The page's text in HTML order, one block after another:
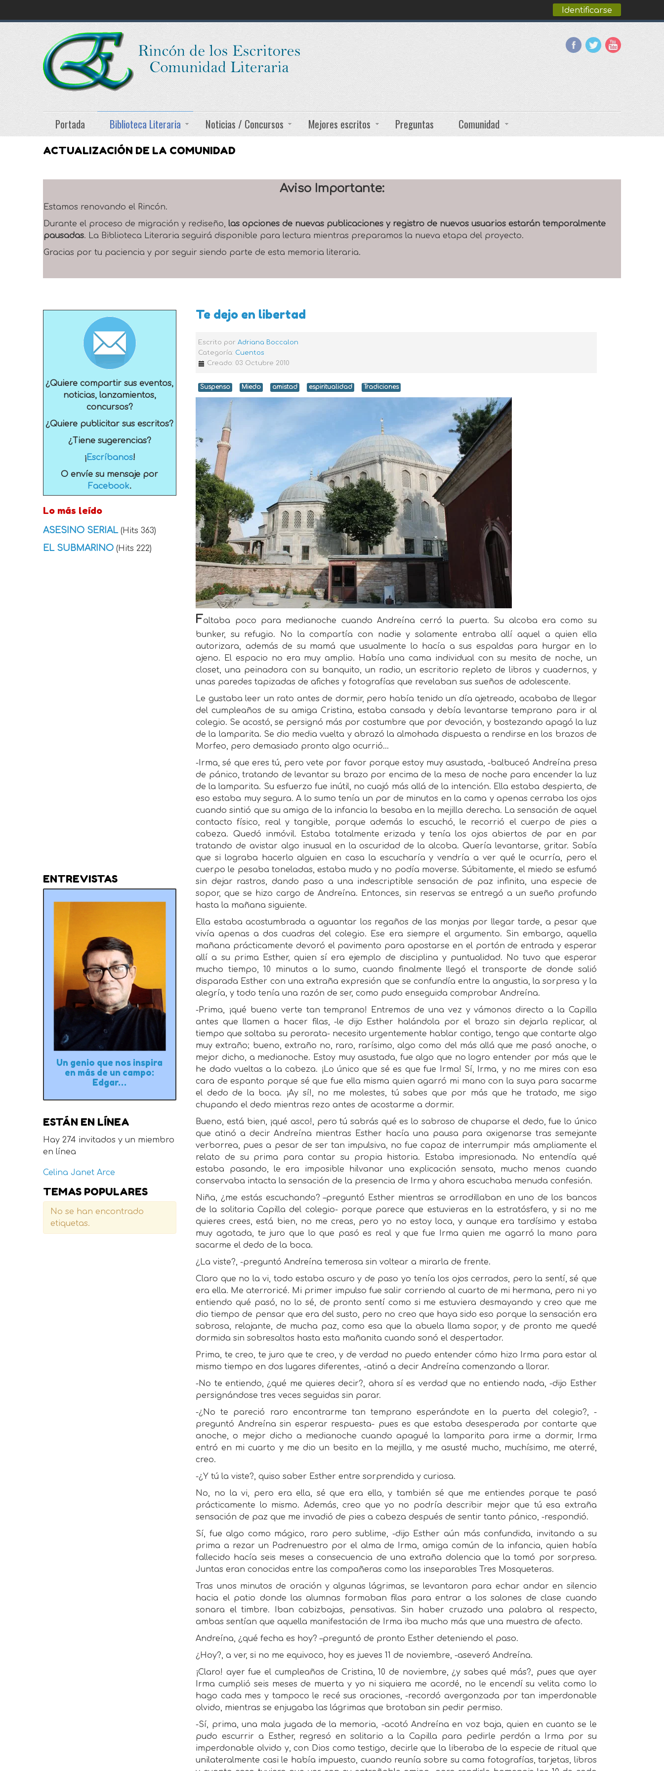
Identificarse
Portada Biblioteca Literaria Noticias / Concursos Mejores escritos Preguntas Comunidad
ACTUALIZACIÓN DE LA COMUNIDAD
Aviso Importante:
Estamos renovando el Rincón.
Durante el proceso de migración y rediseño, las opciones de nuevas publicaciones y registro de nuevos usuarios estarán temporalmente
pausadas. La Biblioteca Literaria seguirá disponible para lectura mientras preparamos la nueva etapa del proyecto.
Gracias por tu paciencia y por seguir siendo parte de esta memoria literaria.
Te dejo en libertad
Escrito porAdriana Boccalon
Categoría: Cuentos
Creado: 03 Octubre 2010
Suspenso Miedo amistad espiritualidad Tradiciones
Faltaba poco para medianoche cuando Andreína cerró la puerta. Su alcoba era como su
bunker, su refugio. No la compartía con nadie y solamente entraba allí aquel a quien ella
autorizara, además de su mamá que usualmente lo hacía a sus espaldas para hurgar en lo
ajeno. El espacio no era muy amplio. Había una cama individual con su mesita de noche, un
closet, una peinadora con su banquito, un radio, un escritorio repleto de libros y cuadernos, y
unas paredes tapizadas de afiches y fotografías que revelaban sus sueños de adolescente.
Le gustaba leer un rato antes de dormir, pero había tenido un día ajetreado, acababa de llegar
del cumpleaños de su amiga Cristina, estaba cansada y debía levantarse temprano para ir al
colegio. Se acostó, se persignó más por costumbre que por devoción, y bostezando apagó la luz
de la lamparita. Se dio media vuelta y abrazó la almohada dispuesta a rendirse en los brazos de
Morfeo, pero demasiado pronto algo ocurrió…
-Irma, sé que eres tú, pero vete por favor porque estoy muy asustada, -balbuceó Andreína presa
de pánico, tratando de levantar su brazo por encima de la mesa de noche para encender la luz
de la lamparita. Su esfuerzo fue inútil, no cuajó más allá de la intención. Ella estaba despierta, de
eso estaba muy segura. A lo sumo tenía un par de minutos en la cama y apenas cerraba los ojos
cuando sintió que su amiga de la infancia la besaba en la mejilla derecha. La sensación de aquel
contacto físico, real y tangible, porque además lo escuchó, le recorrió el cuerpo de pies a
cabeza. Quedó inmóvil. Estaba totalmente erizada y tenía los ojos abiertos de par en par
tratando de avistar algo inusual en la oscuridad de la alcoba. Quería levantarse, gritar. Sabía
que si lograba hacerlo alguien en casa la escucharía y vendría a ver qué le ocurría, pero el
cuerpo le pesaba toneladas, estaba muda y no podía moverse. Súbitamente, el miedo se esfumó
sin dejar rastros, dando paso a una indescriptible sensación de paz infinita, una especie de
sopor, que se hizo cargo de Andreína. Entonces, sin reservas se entregó a un sueño profundo
hasta la mañana siguiente.
Ella estaba acostumbrada a aguantar los regaños de las monjas por llegar tarde, a pesar que
vivía apenas a dos cuadras del colegio. Ese era siempre el argumento. Sin embargo, aquella
mañana prácticamente devoró el pavimento para apostarse en el portón de entrada y esperar
allí a su prima Esther, quien sí era ejemplo de disciplina y puntualidad. No tuvo que esperar
mucho tiempo, 10 minutos a lo sumo, cuando finalmente llegó el transporte de donde salió
disparada Esther con una extraña expresión que se confundía entre la angustia, la sorpresa y la
alegría, y todo tenía una razón de ser, como pudo enseguida comprobar Andreína.
-Prima, ¡qué bueno verte tan temprano! Entremos de una vez y vámonos directo a la Capilla
antes que llamen a hacer filas, -le dijo Esther halándola por el brazo sin dejarla replicar, al
tiempo que soltaba su perorata- necesito urgentemente hablar contigo, tengo que contarte algo
muy extraño; bueno, extraño no, raro, rarísimo, algo como del más allá que me pasó anoche, o
mejor dicho, a medianoche. Estoy muy asustada, fue algo que no logro entender por más que le
he dado vueltas a la cabeza. ¡Lo único que sé es que fue Irma! Sí, Irma, y no me mires con esa
cara de espanto porque sé que fue ella misma quien agarró mi mano con la suya para sacarme
el dedo de la boca. ¡Ay sí!, no me molestes, tú sabes que por más que he tratado, me sigo
chupando el dedo mientras rezo antes de acostarme a dormir.
Bueno, está bien, ¡qué asco!, pero tú sabrás qué es lo sabroso de chuparse el dedo, fue lo único
que atinó a decir Andreína mientras Esther hacía una pausa para oxigenarse tras semejante
verborrea, pues a pesar de ser tan impulsiva, no fue capaz de interrumpir más ampliamente el
relato de su prima para contar su propia historia. Estaba impresionada. No entendía qué
estaba pasando, le era imposible hilvanar una explicación sensata, mucho menos cuando
conservaba intacta la sensación de la presencia de Irma y ahora escuchaba menuda confesión.
Niña, ¿me estás escuchando? –preguntó Esther mientras se arrodillaban en uno de los bancos
de la solitaria Capilla del colegio- porque parece que estuvieras en la estratósfera, y si no me
quieres crees, está bien, no me creas, pero yo no estoy loca, y aunque era tardísimo y estaba
muy agotada, te juro que lo que pasó es real y que fue Irma quien me agarró la mano para
sacarme el dedo de la boca.
¿La viste?, -preguntó Andreína temerosa sin voltear a mirarla de frente.
Claro que no la vi, todo estaba oscuro y de paso yo tenía los ojos cerrados, pero la sentí, sé que
era ella. Me aterroricé. Mi primer impulso fue salir corriendo al cuarto de mi hermana, pero ni yo
entiendo qué pasó, no lo sé, de pronto sentí como si me estuviera desmayando y creo que me
dio tiempo de pensar que era del susto, pero no creo que haya sido eso porque la sensación era
sabrosa, relajante, de mucha paz, como esa que la abuela llama sopor, y de pronto me quedé
dormida sin sobresaltos hasta esta mañanita cuando sonó el despertador.
Prima, te creo, te juro que te creo, y de verdad no puedo entender cómo hizo Irma para estar al
mismo tiempo en dos lugares diferentes, -atinó a decir Andreína comenzando a llorar.
-No te entiendo, ¿qué me quieres decir?, ahora sí es verdad que no entiendo nada, -dijo Esther
persignándose tres veces seguidas sin parar.
-¿No te pareció raro encontrarme tan temprano esperándote en la puerta del colegio?, -
preguntó Andreína sin esperar respuesta- pues es que estaba desesperada por contarte que
anoche, o mejor dicho a medianoche cuando apagué la lamparita para irme a dormir, Irma
entró en mi cuarto y me dio un besito en la mejilla, y me asusté mucho, muchísimo, me aterré,
creo.
-¿Y tú la viste?, quiso saber Esther entre sorprendida y curiosa.
No, no la vi, pero era ella, sé que era ella, y también sé que me entiendes porque te pasó
prácticamente lo mismo. Además, creo que yo no podría describir mejor que tú esa extraña
sensación de paz que me invadió de pies a cabeza después de sentir tanto pánico, -respondió.
Sí, fue algo como mágico, raro pero sublime, -dijo Esther aún más confundida, invitando a su
prima a rezar un Padrenuestro por el alma de Irma, amiga común de la infancia, quien había
fallecido hacía seis meses a consecuencia de una extraña dolencia que la tomó por sorpresa.
Juntas eran conocidas entre las compañeras como las inseparables Tres Mosqueteras.
Tras unos minutos de oración y algunas lágrimas, se levantaron para echar andar en silencio
hacia el patio donde las alumnas formaban filas para entrar a los salones de clase cuando
sonara el timbre. Iban cabizbajas, pensativas. Sin haber cruzado una palabra al respecto,
ambas sentían que aquella manifestación de Irma iba mucho más que una muestra de afecto.
Andreína, ¿qué fecha es hoy? –preguntó de pronto Esther deteniendo el paso.
¿Hoy?, a ver, si no me equivoco, hoy es jueves 11 de noviembre, -aseveró Andreína.
¡Claro! ayer fue el cumpleaños de Cristina, 10 de noviembre, ¿y sabes qué más?, pues que ayer
Irma cumplió seis meses de muerta y yo ni siquiera me acordé, no le encendí su velita como lo
hago cada mes y tampoco le recé sus oraciones, -recordó avergonzada por tan imperdonable
olvido, mientras se enjugaba las lágrimas que brotaban sin pedir permiso.
-Sí, prima, una mala jugada de la memoria, -acotó Andreína en voz baja, quien en cuanto se le
pudo escurrir a Esther, regresó en solitario a la Capilla para pedirle perdón a Irma por su
imperdonable olvido y, con Dios como testigo, decirle que la liberaba de la especie de ritual que
unilateralmente casi le había impuesto, cuando reunía sobre su cama fotografías, tarjetas, libros
¿Quiere compartir sus eventos,
noticias, lanzamientos,
concursos?
¿Quiere publicitar sus escritos?
¿Tiene sugerencias?
¡Escríbanos!
O envíe su mensaje por
Facebook.
Lo más leído
ASESINO SERIAL (Hits 363)
EL SUBMARINO (Hits 222)
ENTREVISTAS
Un genio que nos inspira
en más de un campo:
Edgar…
ESTÁN EN LÍNEA
Hay 274 invitados y un miembro
en línea
Celina Janet Arce
TEMAS POPULARES
No se han encontrado
etiquetas.